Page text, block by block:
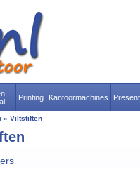
Printing Kantoormachines
» Viltstiften